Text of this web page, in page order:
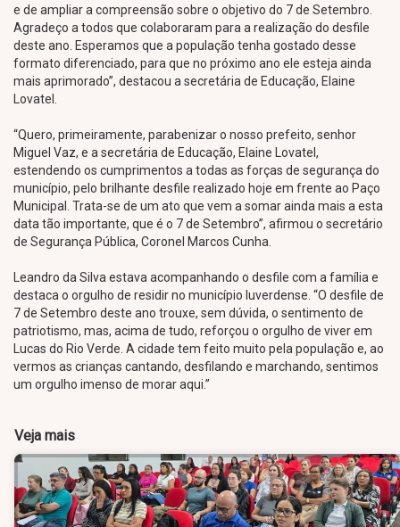
e de ampliar a compreensão sobre o objetivo do 7 de Setembro.
Agradeço a todos que colaboraram para a realização do desfile
deste ano. Esperamos que a população tenha gostado desse
formato diferenciado, para que no próximo ano ele esteja ainda
mais aprimorado”, destacou a secretária de Educação, Elaine
Lovatel.
“Quero, primeiramente, parabenizar o nosso prefeito, senhor
Miguel Vaz, e a secretária de Educação, Elaine Lovatel,
estendendo os cumprimentos a todas as forças de segurança do
município, pelo brilhante desfile realizado hoje em frente ao Paço
Municipal. Trata-se de um ato que vem a somar ainda mais a esta
data tão importante, que é o 7 de Setembro”, afirmou o secretário
de Segurança Pública, Coronel Marcos Cunha.
Leandro da Silva estava acompanhando o desfile com a família e
destaca o orgulho de residir no município luverdense. “O desfile de
7 de Setembro deste ano trouxe, sem dúvida, o sentimento de
patriotismo, mas, acima de tudo, reforçou o orgulho de viver em
Lucas do Rio Verde. A cidade tem feito muito pela população e, ao
vermos as crianças cantando, desfilando e marchando, sentimos
um orgulho imenso de morar aqui.”
Veja mais